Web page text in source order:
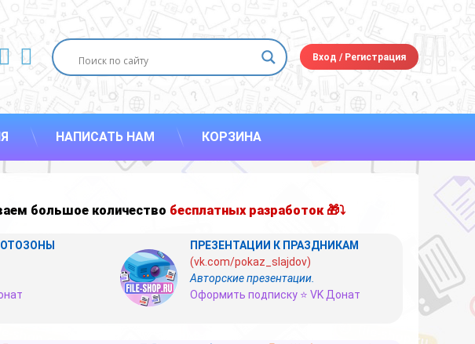
YouTube
E-mail Вход /Регистрация
НАПИСАТЬ НАМ КОРЗИНА
большое количество бесплатных разработок 🎁⤵
ПРЕЗЕНТАЦИИ К ПРАЗДНИКАМ
(vk.com/pokaz_slajdov)
Авторские презентации.
Оформить подписку ⭐ VK Донат